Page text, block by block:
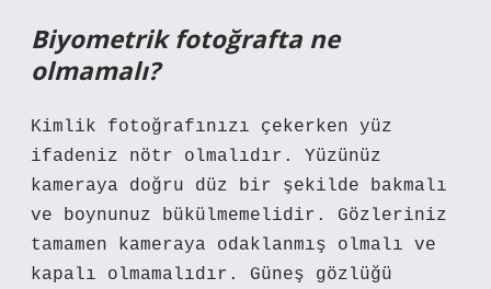
Biyometrik fotoğrafta ne
olmamalı?
Kimlik fotoğrafınızı çekerken yüz
ifadeniz nötr olmalıdır. Yüzünüz
kameraya doğru düz bir şekilde bakmalı
ve boynunuz bükülmemelidir. Gözleriniz
tamamen kameraya odaklanmış olmalı ve
kapalı olmamalıdır. Güneş gözlüğü